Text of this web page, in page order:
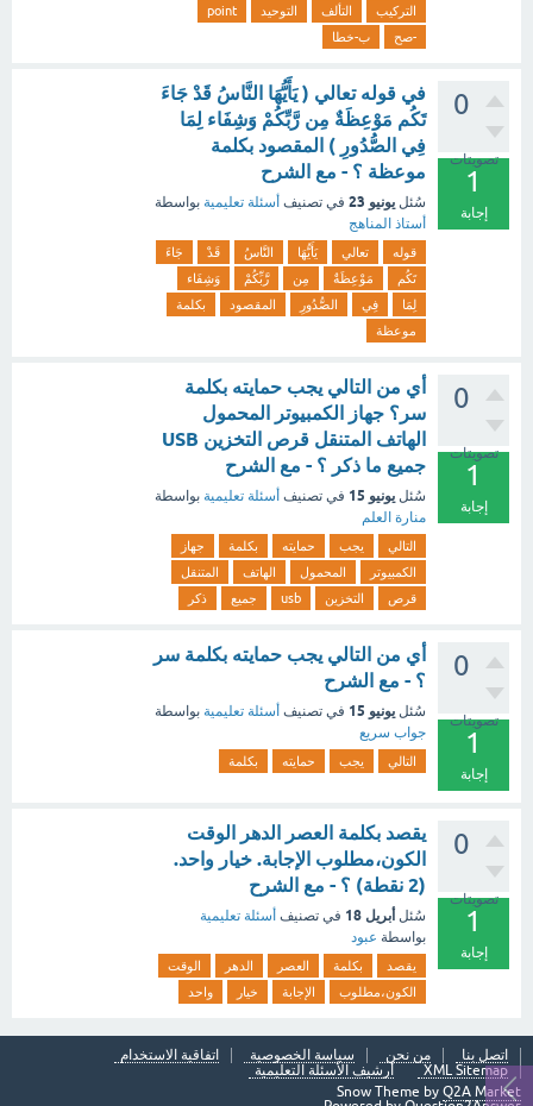
التركيب
التألف التوحيد
point
-صح
ب-خطا
0
تصويتات
1
إجابة
في قوله تعالي ( يَأَيُّهَا النَّاسُ قَدْ جَاءَ
تَكُم مَوْعِظَةٌ مِن رَّبِّكُمْ وَشِفَاء لِمَا
فِي الصُّدُورِ ) المقصود بكلمة
موعظة ؟ - مع الشرح
سُئل يونيو 23 في تصنيف أسئلة تعليمية بواسطة
أستاذ المناهج
قوله تعالي يَأَيُّهَا النَّاسُ قَدْ
جَاءَ
تَكُم
مَوْعِظَةٌ مِن رَّبِّكُمْ
وَشِفَاء
لِمَا
فِي الصُّدُورِ المقصود
بكلمة
موعظة
0
تصويتات
1
إجابة
أي من التالي يجب حمايته بكلمة
سر؟ جهاز الكمبيوتر المحمول
الهاتف المتنقل قرص التخزين USB
جميع ما ذكر ؟ - مع الشرح
سُئل يونيو 15 في تصنيف أسئلة تعليمية بواسطة
منارة العلم
التالي يجب حمايته بكلمة
جهاز
الكمبيوتر
المحمول الهاتف
المتنقل
قرص
التخزين usb جميع ذكر
0
تصويتات
1
إجابة
أي من التالي يجب حمايته بكلمة سر
؟ - مع الشرح
سُئل يونيو 15 في تصنيف أسئلة تعليمية بواسطة
جواب سريع
التالي يجب حمايته بكلمة
0
تصويتات
1
إجابة
يقصد بكلمة العصر الدهر الوقت
الكون،مطلوب الإجابة. خيار واحد.
(2 نقطة) ؟ - مع الشرح
سُئل أبريل 18 في تصنيف أسئلة تعليمية
بواسطة عبود
يقصد بكلمة العصر الدهر
الوقت
الكون،مطلوب
الإجابة خيار واحد
اتصل بنا من نحن سياسة الخصوصية
اتفاقية الاستخدام
XML Sitemap
أرشيف الأسئلة التعليمية
Snow Theme by Q2A Market